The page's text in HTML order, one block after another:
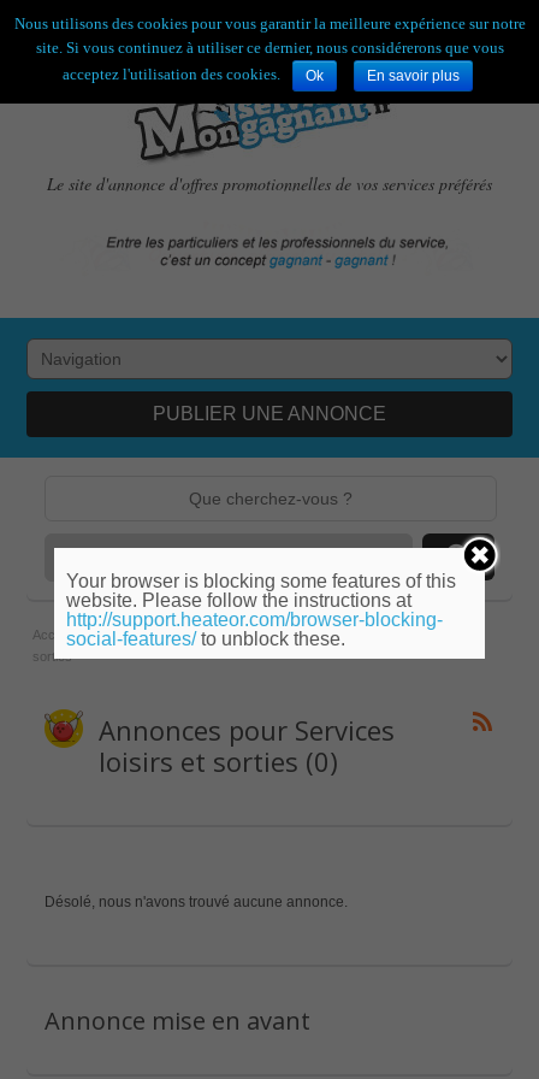
Bienvenue,visiteur ![S'enregistrer|Connexion]
Le site d'annonce d'offres promotionnelles de vos services préférés
PUBLIER UNE ANNONCE
Accueil » Languedoc-Roussillon » Pyrénées-Orientales
Services loisirs et
sorties
Annonces pour Services
loisirs et sorties (0)
Désolé, nous n'avons trouvé aucune annonce.
Annonce mise en avant
Nous utilisons des cookies pour vous garantir la meilleure expérience sur notre
site. Si vous continuez à utiliser ce dernier, nous considérerons que vous
acceptez l'utilisation des cookies.
Ok En savoir plus
Your browser is blocking some features of this
website. Please follow the instructions at
http://support.heateor.com/browser-blocking-
social-features/to unblock these.